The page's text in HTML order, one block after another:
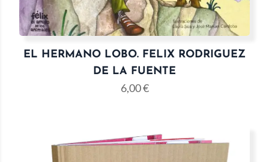
EL HERMANO LOBO. FELIX RODRIGUEZ
DE LA FUENTE
6,00€